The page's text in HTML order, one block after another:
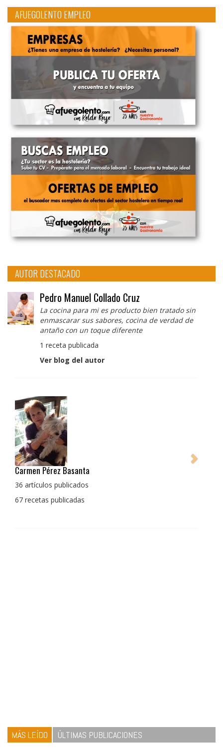
AFUEGOLENTO EMPLEO
AUTOR DESTACADO
Pedro Manuel Collado Cruz
La cocina para mi es producto bien tratado sin
enmascarar sus sabores, cocina de verdad de
antaño con un toque diferente
1 receta publicada
Ver blog del autor
Pedro Manuel Collado Cruz
La cocina para mi es producto bien tratado sin
con un toque diferente